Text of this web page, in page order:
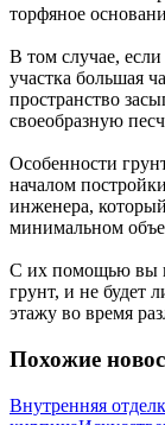
торфяное
В том случае,
участка большая
пространство
своеобразную
Особенности
началом
инженера,
минимальном
С их помощью вы
грунт, и не будет
этажу во время
Похожие
Внутренняя